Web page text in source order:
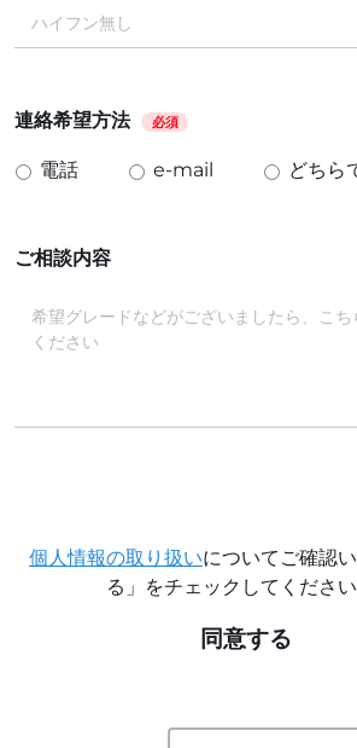
連絡希望方法 必須
電話 e-mail どちら
ご相談内容
個人情報の取り扱いについてご確認
る」をチェックしてください
同意する